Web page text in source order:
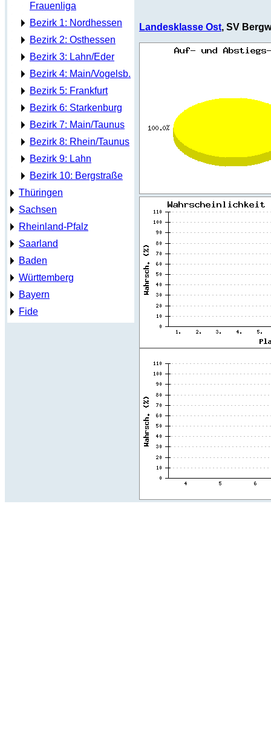
Frauenliga
Bezirk 1: Nordhessen
Bezirk 2: Osthessen
Bezirk 3: Lahn/Eder
Bezirk 4: Main/Vogelsb.
Bezirk 5: Frankfurt
Bezirk 6: Starkenburg
Bezirk 7: Main/Taunus
Bezirk 8: Rhein/Taunus
Bezirk 9: Lahn
Bezirk 10: Bergstraße
Thüringen
Sachsen
Rheinland-Pfalz
Saarland
Baden
Württemberg
Bayern
Fide
Landesklasse Ost, SV